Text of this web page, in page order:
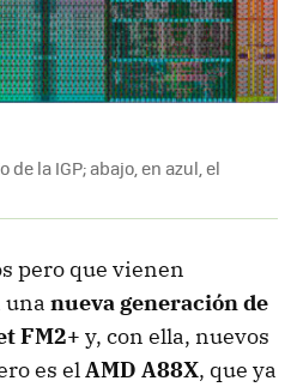
la IGP; abajo, en azul, el
pero que vienen
una nueva generación de
FM2+ y, con ella, nuevos
es elAMD A88X, que ya